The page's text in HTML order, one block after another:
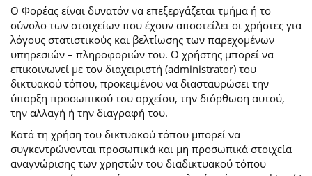
Ο Φορέας είναι δυνατόν να επεξεργάζεται τμήμα ή το
σύνολο των στοιχείων που έχουν αποστείλει οι χρήστες για
λόγους στατιστικούς και βελτίωσης των παρεχομένων
υπηρεσιών – πληροφοριών του. Ο χρήστης μπορεί να
επικοινωνεί με τον διαχειριστή (administrator) του
δικτυακού τόπου, προκειμένου να διασταυρώσει την
ύπαρξη προσωπικού του αρχείου, την διόρθωση αυτού,
την αλλαγή ή την διαγραφή του.
Κατά τη χρήση του δικτυακού τόπου μπορεί να
συγκεντρώνονται προσωπικά και μη προσωπικά στοιχεία
αναγνώρισης των χρηστών του διαδικτυακού τόπου